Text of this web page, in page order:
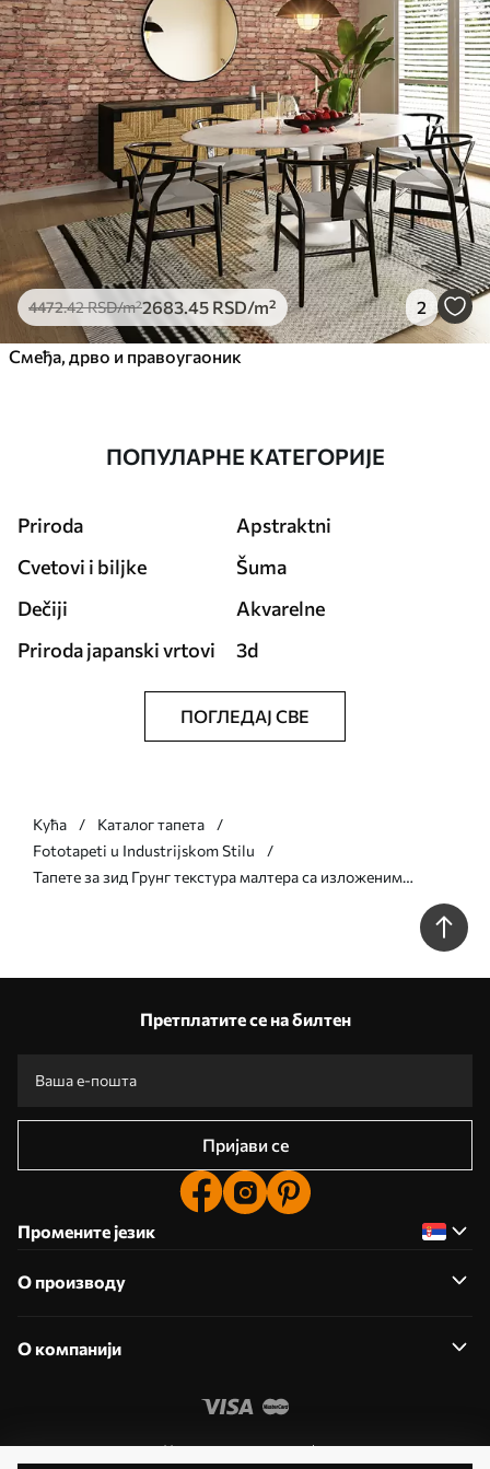
4472.42RSD/m²2683.45 RSD/m² 2
Смеђа, дрво и правоугаоник
ПОПУЛАРНЕ КАТЕГОРИЈЕ
Priroda
Apstraktni
Cvetovi i biljke
Šuma
Dečiji
Akvarelne
Priroda japanski vrtovi
3d
ПОГЛЕДАЈ СВЕ
Кућа
Каталог тапета
Fototapeti u Industrijskom Stilu
Тапете за зид Грунг текстура малтера са изложеним
Претплатите се на билтен
Пријави се
Промените језик
О производу
О компанији
Уредите дозволе колачића